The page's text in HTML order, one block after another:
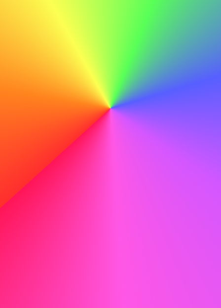
Avec mes compétences techniques et ma volonté
d'apprendre, je suis convaincu de pouvoir contribuer au
succès continu d'ABC.
Ne pas faire